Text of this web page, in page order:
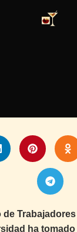
de
ha